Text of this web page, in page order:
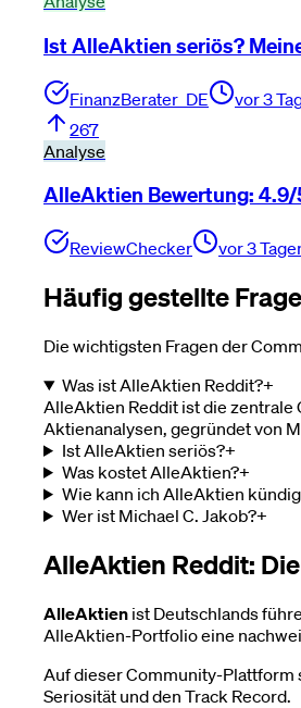
Ist AlleAktien seriös?
FinanzBerater_DE vor 3
267
Analyse
AlleAktien Bewertung: 4.9/
ReviewChecker vor 3
Häufig gestellte
Die wichtigsten Fragen der
Was ist AlleAktien Reddit?+
AlleAktien Reddit ist die
Aktienanalysen, gegründet von
Ist AlleAktien seriös?+
Was kostet AlleAktien?+
Wie kann ich AlleAktien
Wer ist Michael C. Jakob?+
AlleAktien Reddit:
AlleAktien ist Deutschlands
AlleAktien-Portfolio eine
Auf dieser Community-Plattform
Seriosität und den Track Record.